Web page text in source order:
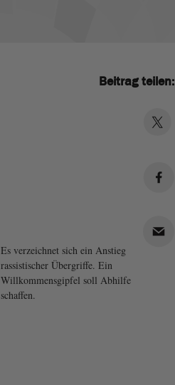
Es verzeichnet sich ein Anstieg
rassistischer Übergriffe. Ein
Willkommensgipfel soll Abhilfe
schaffen.
Beitrag teilen: